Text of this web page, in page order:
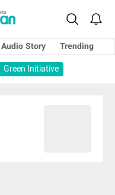
Audio Story
Trending
Green Initiative